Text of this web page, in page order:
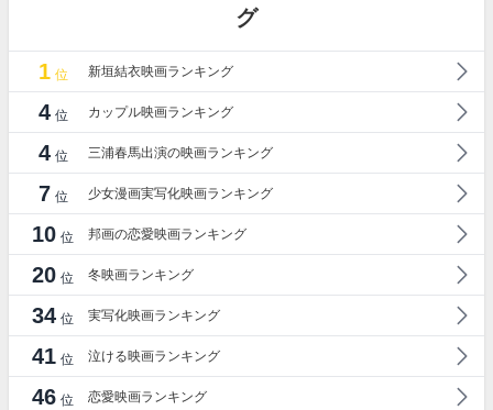
グ
1 位 新垣結衣映画ランキング
4 位 カップル映画ランキング
4 位 三浦春馬出演の映画ランキング
7 位 少女漫画実写化映画ランキング
10 位 邦画の恋愛映画ランキング
20 位 冬映画ランキング
34 位 実写化映画ランキング
41 位 泣ける映画ランキング
46 位 恋愛映画ランキング